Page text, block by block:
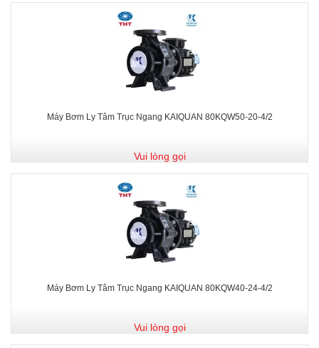
Máy Bơm Ly Tâm Trục Ngang KAIQUAN 80KQW50-20-4/2
Vui lòng gọi
Máy Bơm Ly Tâm Trục Ngang KAIQUAN 80KQW40-24-4/2
Vui lòng gọi